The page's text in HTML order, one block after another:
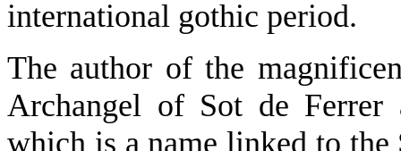
international gothic period.
The author of the
Archangel of Sot de Ferrer
which is a name linked to the